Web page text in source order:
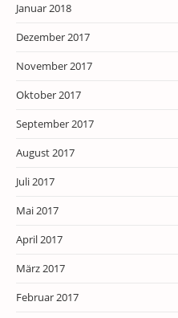
Januar 2018
Dezember 2017
November 2017
Oktober 2017
September 2017
August 2017
Juli 2017
Mai 2017
April 2017
März 2017
Februar 2017